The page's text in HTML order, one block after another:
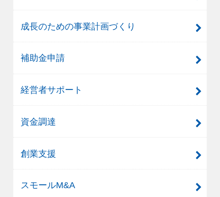
成長のための事業計画づくり
補助金申請
経営者サポート
資金調達
創業支援
スモールM&A